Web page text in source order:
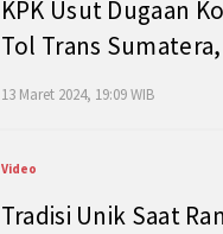
KPK Usut Dugaan
Tol Trans
13 Maret 2024, 19:09 WIB
Video
Tradisi Unik Saat